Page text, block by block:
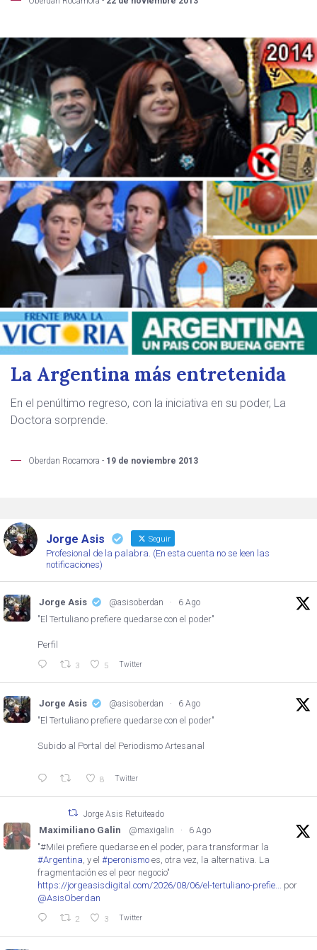
La Argentina más entretenida
En el penúltimo regreso, con la iniciativa en su poder, La
Doctora sorprende.
Oberdan Rocamora - 19 de noviembre 2013
Jorge Asis Seguir
Profesional de la palabra. (En esta cuenta no se leen las
notificaciones)
Jorge Asis @asisoberdan · 6 Ago
"El Tertuliano prefiere quedarse con el poder"
Perfil
3 5 Twitter
Jorge Asis @asisoberdan · 6 Ago
"El Tertuliano prefiere quedarse con el poder"
Subido al Portal del Periodismo Artesanal
8 Twitter
Jorge Asis Retuiteado
Maximiliano Galin @maxigalin · 6 Ago
"#Milei prefiere quedarse en el poder, para transformar la
#Argentina , y el #peronismo es, otra vez, la alternativa. La
fragmentación es el peor negocio"
https://jorgeasisdigital.com/2026/08/06/el-tertuliano-prefie...
por
@AsisOberdan
2 3 Twitter